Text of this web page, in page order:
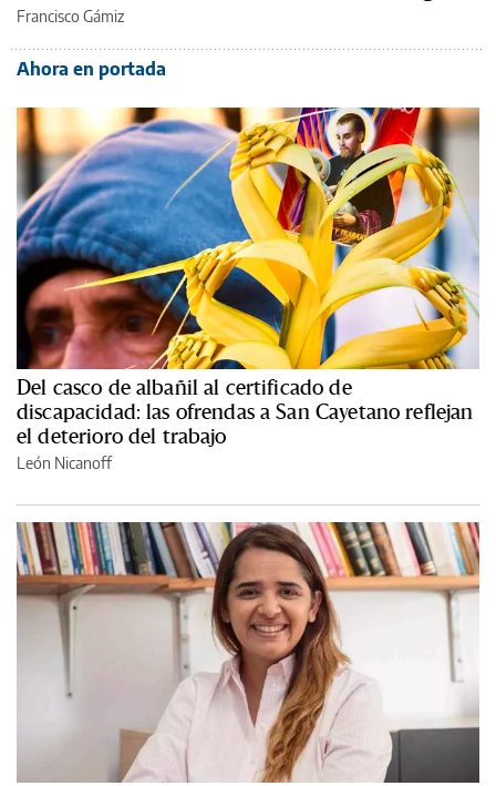
Francisco Gámiz
Ahora en portada
Del casco de albañil al certificado de
discapacidad: las ofrendas a San Cayetano reflejan
el deterioro del trabajo
León Nicanoff